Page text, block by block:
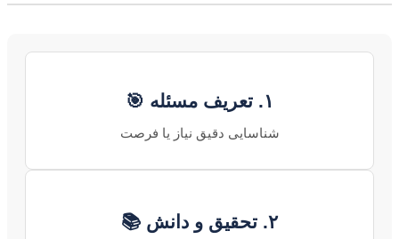
۱. تعریف مسئله 🎯
شناسایی دقیق نیاز یا فرصت
۲. تحقیق و دانش 📚